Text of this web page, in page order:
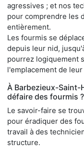
agressives ; et nos
pour comprendre les
entièrement.
Les fourmis se
depuis leur nid,
pourrez logiquement
l'emplacement de
À Barbezieux-Saint-
défaire des fourmis ?
Le savoir-faire se
pour éradiquer des
travail à des
structure.